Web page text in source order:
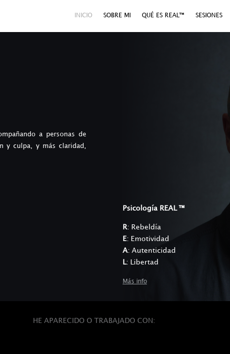
INICIO SOBRE MI QUÉ ES REAL™ SESIONES
a personas de
y culpa, y más claridad,
Psicología REAL ™
R: Rebeldía
E: Emotividad
A: Autenticidad
L: Libertad
Más info
HE APARECIDO O TRABAJADO CON: